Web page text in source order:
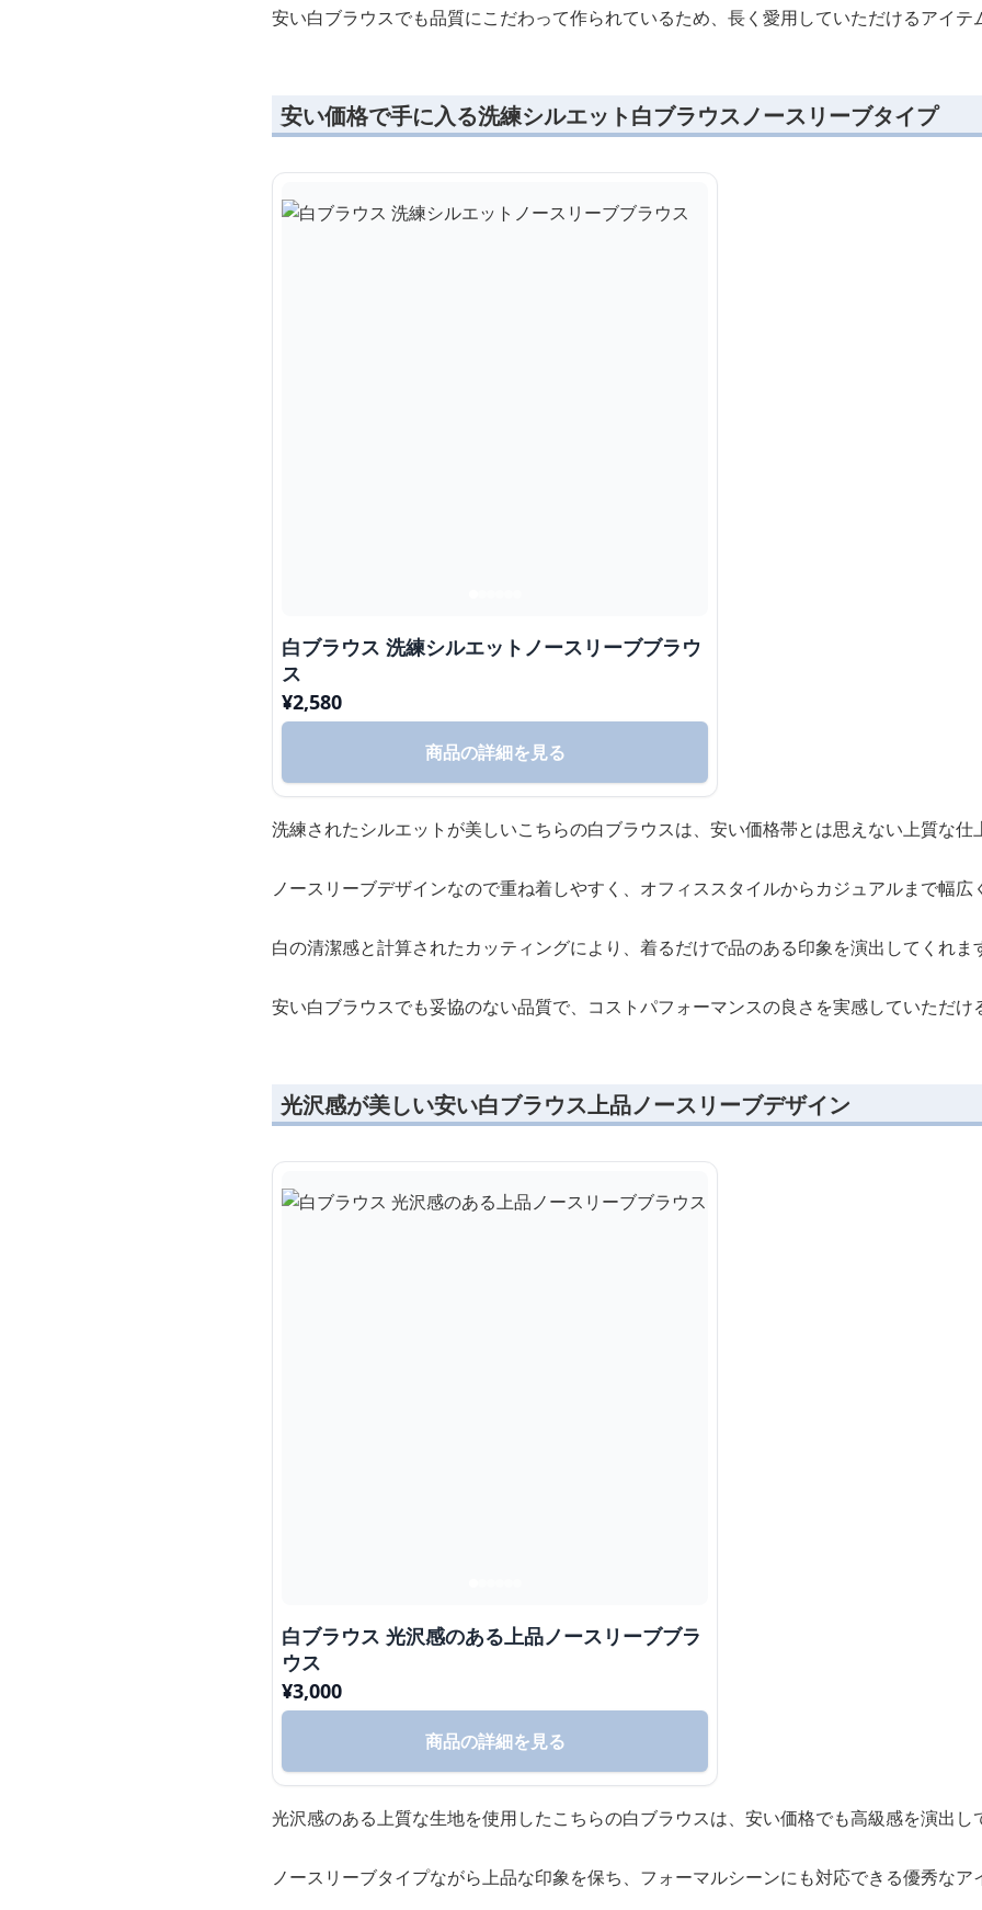
安い白ブラウスでも品質にこだわって作られているため、長く愛用していただけるアイテ
安い価格で手に入る洗練シルエット白ブラウスノースリーブタイプ
白ブラウス 洗練シルエットノースリーブブラウ
ス
¥2,580
商品の詳細を見る
洗練されたシルエットが美しいこちらの白ブラウスは、安い価格帯とは思えない上質な仕
ノースリーブデザインなので重ね着しやすく、オフィススタイルからカジュアルまで幅広
白の清潔感と計算されたカッティングにより、着るだけで品のある印象を演出してくれま
安い白ブラウスでも妥協のない品質で、コストパフォーマンスの良さを実感していただけ
光沢感が美しい安い白ブラウス上品ノースリーブデザイン
白ブラウス 光沢感のある上品ノースリーブブラ
ウス
¥3,000
商品の詳細を見る
光沢感のある上質な生地を使用したこちらの白ブラウスは、安い価格でも高級感を演出し
ノースリーブタイプながら上品な印象を保ち、フォーマルシーンにも対応できる優秀なア